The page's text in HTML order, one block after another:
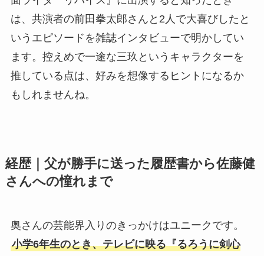
は、共演者の前田拳太郎さんと2人で大喜びしたと
いうエピソードを雑誌インタビューで明かしてい
ます。控えめで一途な三玖というキャラクターを
推している点は、好みを想像するヒントになるか
もしれませんね。
経歴｜父が勝手に送った履歴書から佐藤健
さんへの憧れまで
奥さんの芸能界入りのきっかけはユニークです。
小学6年生のとき、テレビに映る『るろうに剣心